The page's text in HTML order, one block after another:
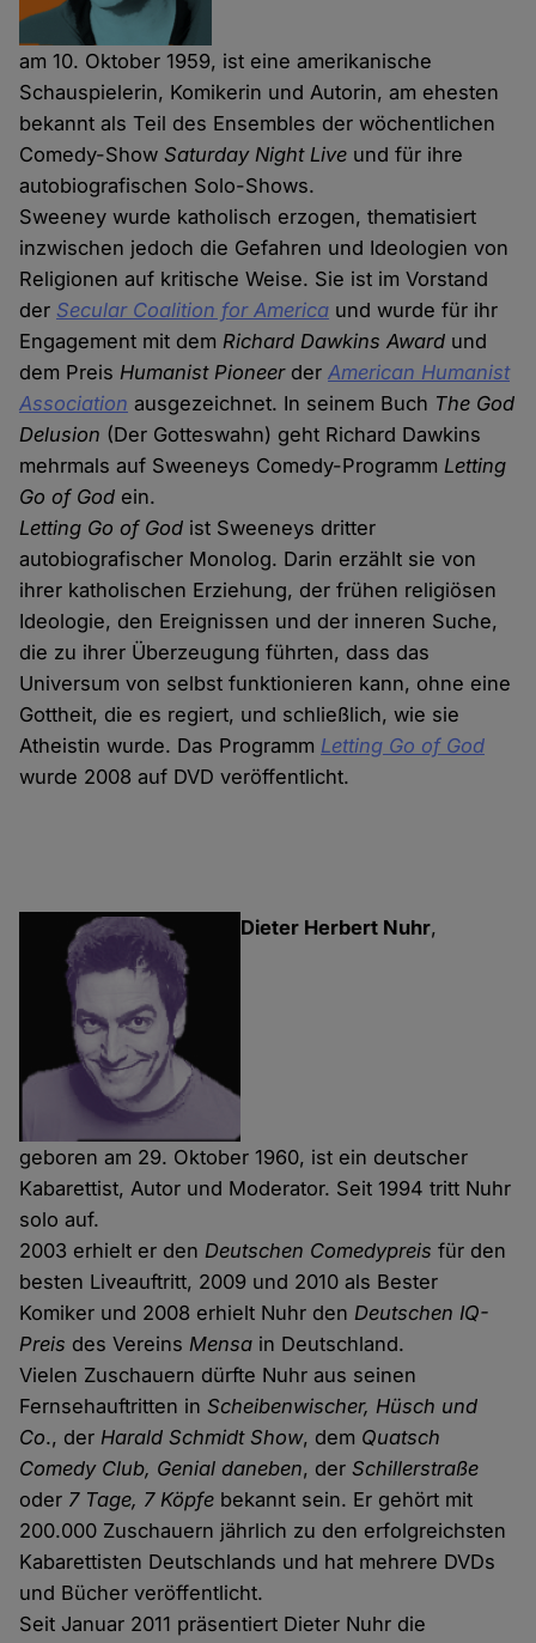
am 10. Oktober 1959, ist eine amerikanische
Schauspielerin, Komikerin und Autorin, am ehesten
bekannt als Teil des Ensembles der wöchentlichen
Comedy-ShowSaturday Night Live und für ihre
autobiografischen Solo-Shows.
Sweeney wurde katholisch erzogen, thematisiert
inzwischen jedoch die Gefahren und Ideologien von
Religionen auf kritische Weise. Sie ist im Vorstand
der Secular Coalition for America und wurde für ihr
Engagement mit demRichard Dawkins Award und
dem PreisHumanist PioneerderAmerican Humanist
Association ausgezeichnet. In seinem Buch The God
Delusion (Der Gotteswahn) geht Richard Dawkins
mehrmals auf Sweeneys Comedy-ProgrammLetting
Go of God ein.
Letting Go of God ist Sweeneys dritter
autobiografischer Monolog. Darin erzählt sie von
ihrer katholischen Erziehung, der frühen religiösen
Ideologie, den Ereignissen und der inneren Suche,
die zu ihrer Überzeugung führten, dass das
Universum von selbst funktionieren kann, ohne eine
Gottheit, die es regiert, und schließlich, wie sie
Atheistin wurde. Das Programm Letting Go of God
wurde 2008 auf DVD veröffentlicht.
Dieter Herbert Nuhr,
geboren am 29. Oktober 1960, ist ein deutscher
Kabarettist, Autor und Moderator. Seit 1994 tritt Nuhr
solo auf.
2003 erhielt er denDeutschen Comedypreis für den
besten Liveauftritt, 2009 und 2010 als Bester
Komiker und 2008 erhielt Nuhr denDeutschen IQ-
Preis des VereinsMensa in Deutschland.
Vielen Zuschauern dürfte Nuhr aus seinen
Fernsehauftritten inScheibenwischer, Hüsch und
Co., derHarald Schmidt Show, dem Quatsch
Comedy Club, Genial daneben, derSchillerstraße
oder 7 Tage, 7 Köpfe bekannt sein. Er gehört mit
200.000 Zuschauern jährlich zu den erfolgreichsten
Kabarettisten Deutschlands und hat mehrere DVDs
und Bücher veröffentlicht.
Seit Januar 2011 präsentiert Dieter Nuhr die